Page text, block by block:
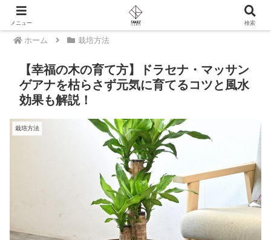
PR
ホーム 栽培方法
【幸福の木の育て方】ドラセナ・マッサン
ゲアナを枯らさず元気に育てるコツと風水
効果も解説！
栽培方法
メニュー 検索